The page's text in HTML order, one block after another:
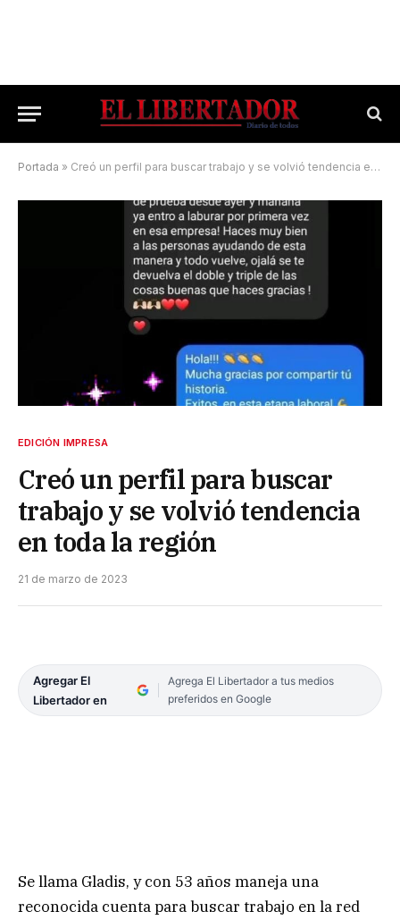
Portada » Creó un perfil para buscar trabajo y se volvió tendencia en toda la región
EDICIÓN IMPRESA
Creó un perfil para buscar
trabajo y se volvió tendencia
en toda la región
21 de marzo de 2023
Agregar El
Libertador en
Agrega El Libertador a tus medios
preferidos en Google
Se llama Gladis, y con 53 años maneja una
reconocida cuenta para buscar trabajo en la red